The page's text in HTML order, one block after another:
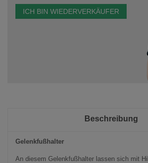
ICH BIN WIEDERVERKÄUFER
Beschreibung
Gelenkfußhalter
An diesem Gelenkfußhalter lassen sich mit